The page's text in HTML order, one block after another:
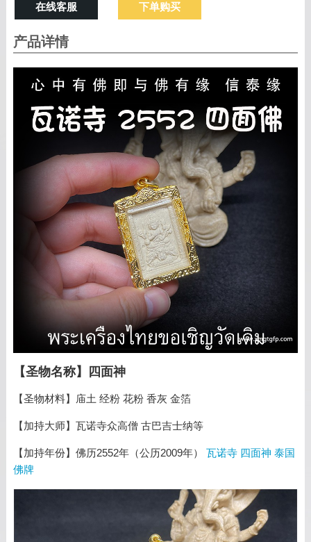
在线客服 下单购买
产品详情
【圣物名称】四面神
【圣物材料】庙土 经粉 花粉 香灰 金箔
【加持大师】瓦诺寺众高僧 古巴吉士纳等
【加持年份】佛历2552年（公历2009年） 瓦诺寺 四面神 泰国
佛牌